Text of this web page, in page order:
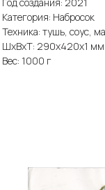
Категория: Набросок
Техника: тушь, соус,
ШxВxТ: 290x420x1 мм
Вес: 1000 г